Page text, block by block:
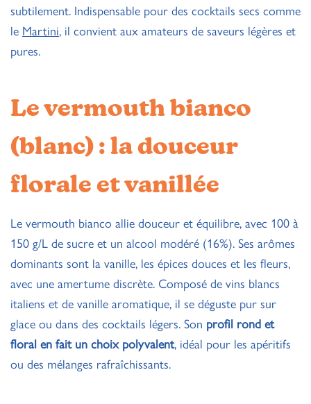
subtilement. Indispensable pour des cocktails secs comme
le Martini, il convient aux amateurs de saveurs légères et
pures.
Le vermouth bianco
(blanc) : la douceur
florale et vanillée
Le vermouth bianco allie douceur et équilibre, avec 100 à
150 g/L de sucre et un alcool modéré (16%). Ses arômes
dominants sont la vanille, les épices douces et les fleurs,
avec une amertume discrète. Composé de vins blancs
italiens et de vanille aromatique, il se déguste pur sur
glace ou dans des cocktails légers. Son profil rond et
floral en fait un choix polyvalent, idéal pour les apéritifs
ou des mélanges rafraîchissants.